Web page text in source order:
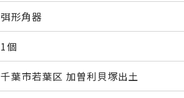
弭形角器
1個
千葉市若葉区 加曽利貝塚出土